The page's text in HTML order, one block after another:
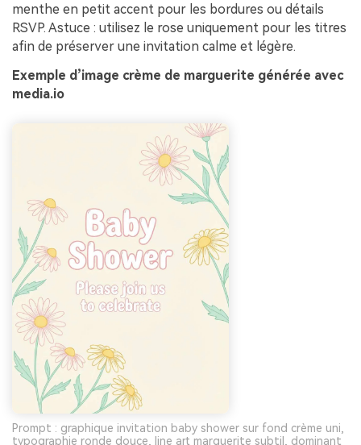
menthe en petit accent pour les bordures ou détails
RSVP. Astuce : utilisez le rose uniquement pour les titres
afin de préserver une invitation calme et légère.
Exemple d’image crème de marguerite générée avec
media.io
Prompt : graphique invitation baby shower sur fond crème uni,
typographie ronde douce, line art marguerite subtil, dominant